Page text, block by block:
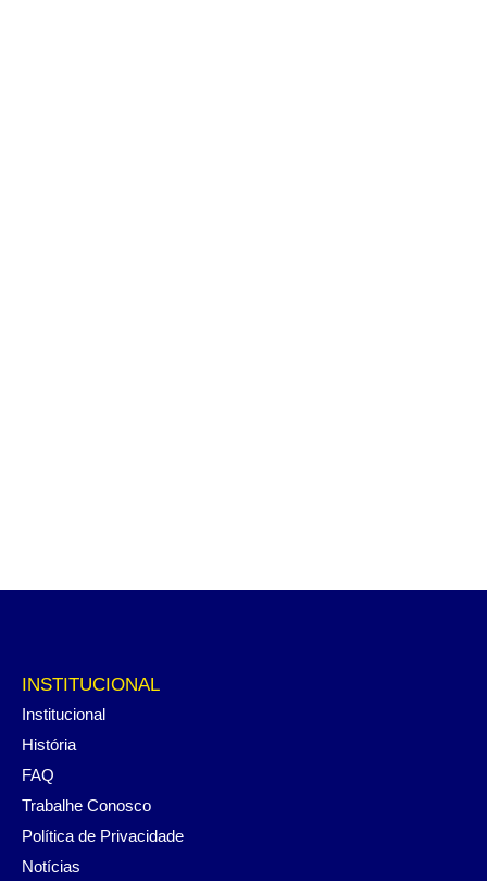
INSTITUCIONAL
Institucional
História
FAQ
Trabalhe Conosco
Política de Privacidade
Notícias